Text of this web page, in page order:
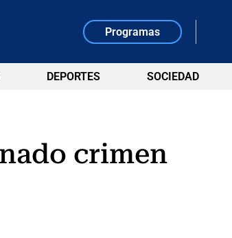
Programas
DEPORTES SOCIEDAD
crimen